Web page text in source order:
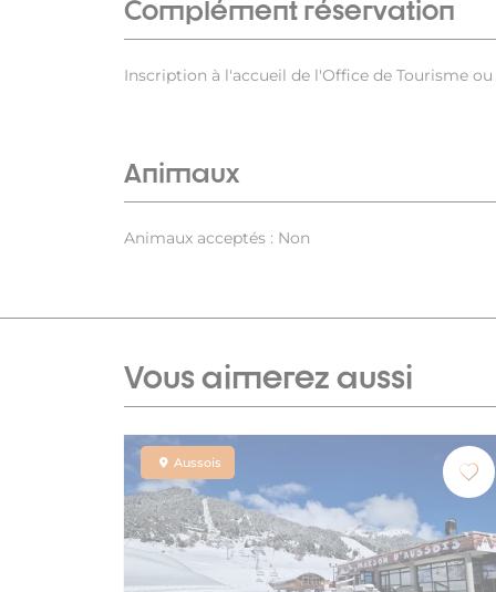
Complément réservation
Inscription à l'accueil de l'Office de Tourisme
Animaux
Animaux acceptés : Non
Vous aimerez aussi
Aussois